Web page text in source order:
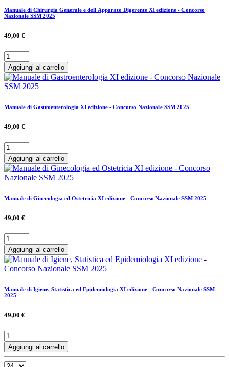
Manuale di Chirurgia Generale e dell'Apparato Digerente XI edizione - Concorso
Nazionale SSM 2025
49,00 €
Aggiungi al carrello
Manuale di Gastroenterologia XI edizione - Concorso Nazionale SSM 2025
49,00 €
Aggiungi al carrello
Manuale di Ginecologia ed Ostetricia XI edizione - Concorso Nazionale SSM 2025
49,00 €
Aggiungi al carrello
Manuale di Igiene, Statistica ed Epidemiologia XI edizione - Concorso Nazionale SSM
2025
49,00 €
Aggiungi al carrello